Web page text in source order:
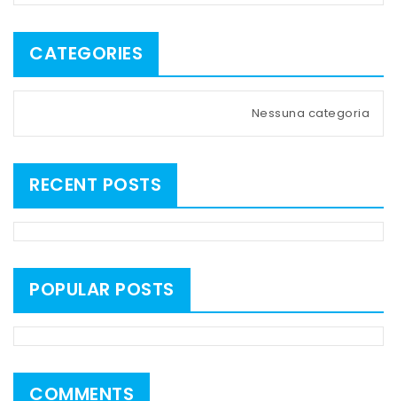
CATEGORIES
Nessuna categoria
RECENT POSTS
POPULAR POSTS
COMMENTS